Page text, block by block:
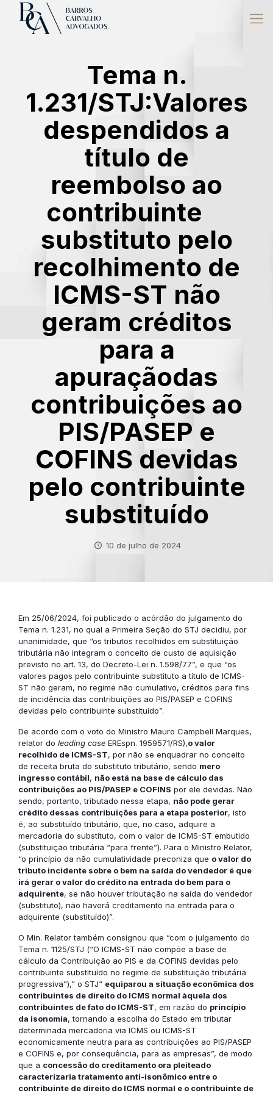
Tema n.
1.231/STJ:Valores
despendidos a
título de
reembolso ao
contribuinte
substituto pelo
recolhimento de
ICMS-ST não
geram créditos
para a
apuraçãodas
contribuições ao
PIS/PASEP e
COFINS devidas
pelo contribuinte
substituído
10 de julho de 2024
Em 25/06/2024, foi publicado o acórdão do julgamento do
Tema n. 1.231, no qual a Primeira Seção do STJ decidiu, por
unanimidade, que “os tributos recolhidos em substituição
tributária não integram o conceito de custo de aquisição
previsto no art. 13, do Decreto-Lei n. 1.598/77”, e que “os
valores pagos pelo contribuinte substituto a título de ICMS-
ST não geram, no regime não cumulativo, créditos para fins
de incidência das contribuições ao PIS/PASEP e COFINS
devidas pelo contribuinte substituído”.
De acordo com o voto do Ministro Mauro Campbell Marques,
relator do leading case EREspn. 1959571/RS),o valor
recolhido de ICMS-ST, por não se enquadrar no conceito
de receita bruta do substituto tributário, sendo mero
ingresso contábil, não está na base de cálculo das
contribuições ao PIS/PASEP e COFINS por ele devidas. Não
sendo, portanto, tributado nessa etapa, não pode gerar
crédito dessas contribuições para a etapa posterior, isto
é, ao substituído tributário, que, no caso, adquire a
mercadoria do substituto, com o valor de ICMS-ST embutido
(substituição tributária “para frente”). Para o Ministro Relator,
“o princípio da não cumulatividade preconiza que o valor do
tributo incidente sobre o bem na saída do vendedor é que
irá gerar o valor do crédito na entrada do bem para o
adquirente, se não houver tributação na saída do vendedor
(substituto), não haverá creditamento na entrada para o
adquirente (substituído)”.
O Min. Relator também consignou que “com o julgamento do
Tema n. 1125/STJ (“O ICMS-ST não compõe a base de
cálculo da Contribuição ao PIS e da COFINS devidas pelo
contribuinte substituído no regime de substituição tributária
progressiva”),” o STJ“ equiparou a situação econômica dos
contribuintes de direito do ICMS normal àquela dos
contribuintes de fato do ICMS-ST, em razão do princípio
da isonomia, tornando a escolha do Estado em tributar
determinada mercadoria via ICMS ou ICMS-ST
economicamente neutra para as contribuições ao PIS/PASEP
e COFINS e, por consequência, para as empresas”, de modo
que a concessão do creditamento ora pleiteado
caracterizaria tratamento anti-isonômico entre o
contribuinte de direito do ICMS normal e o contribuinte de